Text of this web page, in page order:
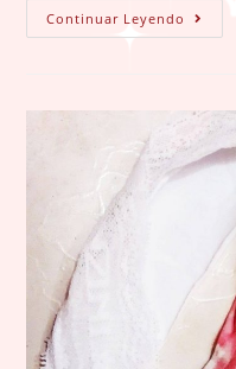
Continuar Leyendo